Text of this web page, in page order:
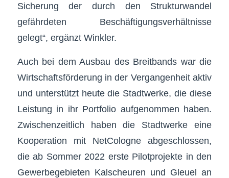
Sicherung der durch den Strukturwandel
gefährdeten Beschäftigungsverhältnisse
gelegt“, ergänzt Winkler.
Auch bei dem Ausbau des Breitbands war die
Wirtschaftsförderung in der Vergangenheit aktiv
und unterstützt heute die Stadtwerke, die diese
Leistung in ihr Portfolio aufgenommen haben.
Zwischenzeitlich haben die Stadtwerke eine
Kooperation mit NetCologne abgeschlossen,
die ab Sommer 2022 erste Pilotprojekte in den
Gewerbegebieten Kalscheuren und Gleuel an